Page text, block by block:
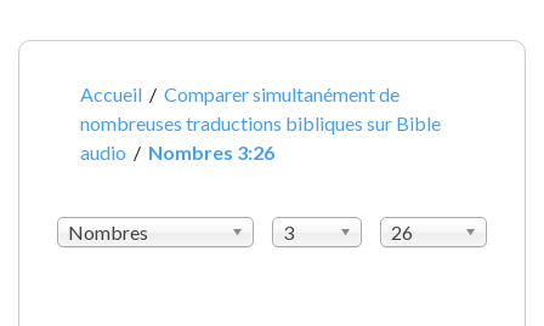
Accueil /Comparer simultanément de
nombreuses traductions bibliques sur Bible
audio / Nombres 3:26
Nombres 3 26